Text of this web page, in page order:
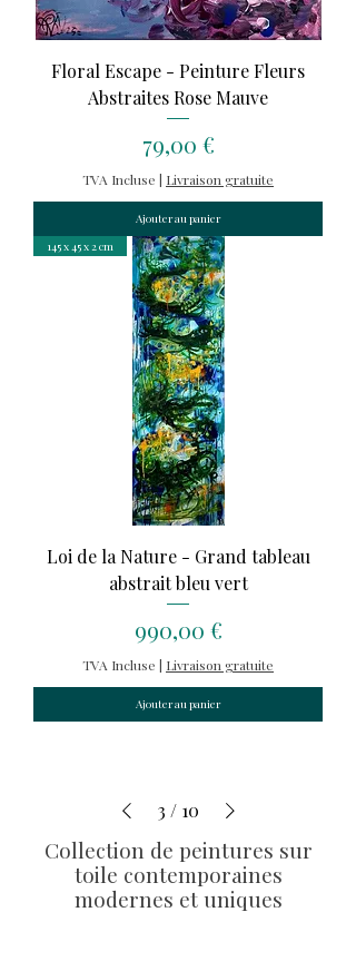
Floral Escape - Peinture Fleurs
Abstraites Rose Mauve
Prix
79,00 €
TVA Incluse | Livraison gratuite
Ajouter au panier
145 x 45 x 2 cm
Loi de la Nature - Grand tableau
abstrait bleu vert
Prix
990,00 €
TVA Incluse | Livraison gratuite
Ajouter au panier
3 / 10
Collection de peintures sur
toile contemporaines
modernes et uniques